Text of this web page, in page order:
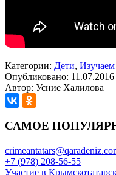
Категории: Дети,
Опубликовано: 11.07.2016
Автор: Усние Халилова
САМОЕ
+7 (978) 208-56-55
Участие в